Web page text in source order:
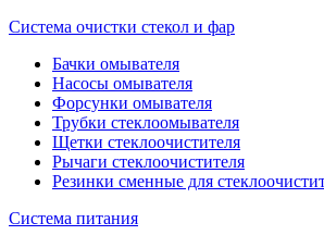
Система очистки стекол и фар
Бачки омывателя
Насосы омывателя
Форсунки омывателя
Трубки стеклоомывателя
Щетки стеклоочистителя
Рычаги стеклоочистителя
Резинки сменные для
Система питания